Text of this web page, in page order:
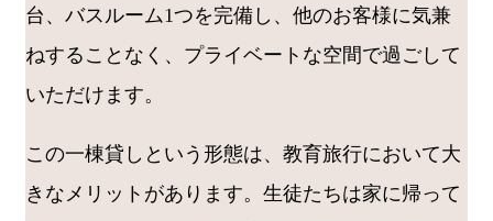
台、バスルーム1つを完備し、他のお客様に気兼
ねすることなく、プライベートな空間で過ごして
いただけます。
この一棟貸しという形態は、教育旅行において大
きなメリットがあります。生徒たちは家に帰って